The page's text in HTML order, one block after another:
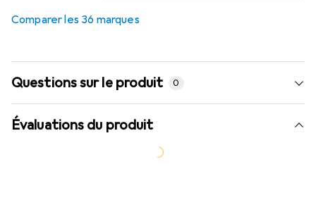
Comparer les 36 marques
Questions sur le produit 0
Évaluations du produit